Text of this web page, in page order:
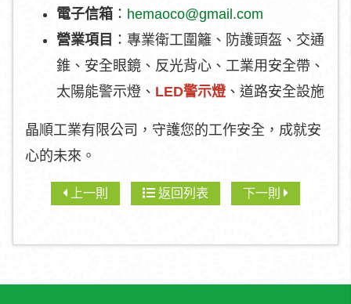
電子信箱 ： hemaoco@gmail.com
營業項目 ：專業衛工圍籬、防護頭盔、交通
錐、安全眼鏡、反光背心、工業用安全帶、
太陽能警示燈、 LED警示燈、道路安全設施
晶順工業有限公司，守護您的工作安全，成就安
心的未來。
上一則 返回列表 下一則